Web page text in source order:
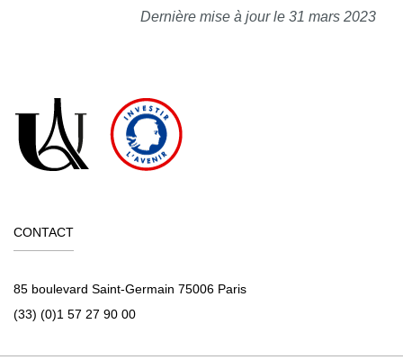
Dernière mise à jour le 31 mars 2023
CONTACT
85 boulevard Saint-Germain 75006 Paris
(33) (0)1 57 27 90 00